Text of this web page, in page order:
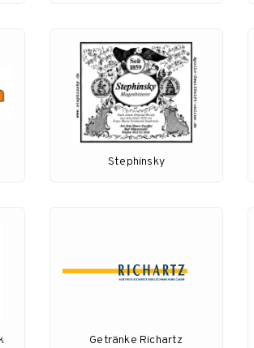
Stephinsky
Getränke Richartz